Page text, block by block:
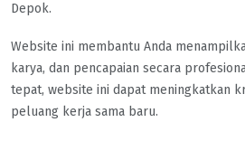
Depok.
Website ini membantu Anda
karya, dan pencapaian secara
tepat, website ini dapat meningkatkan
peluang kerja sama baru.